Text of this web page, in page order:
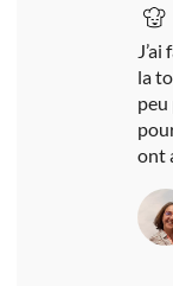
la
peu
ont